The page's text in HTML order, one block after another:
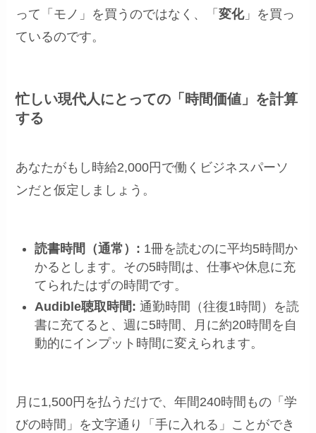
って「モノ」を買うのではなく、「変化」を買っ
ているのです。
忙しい現代人にとっての「時間価値」を計算
する
あなたがもし時給2,000円で働くビジネスパーソ
ンだと仮定しましょう。
読書時間（通常）: 1冊を読むのに平均5時間か
かるとします。その5時間は、仕事や休息に充
てられたはずの時間です。
Audible聴取時間: 通勤時間（往復1時間）を読
書に充てると、週に5時間、月に約20時間を自
動的にインプット時間に変えられます。
月に1,500円を払うだけで、年間240時間もの「学
びの時間」を文字通り「手に入れる」ことができ